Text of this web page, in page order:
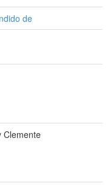
de
Clemente